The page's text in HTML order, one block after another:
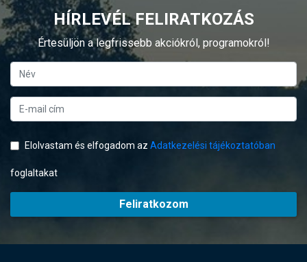
HÍRLEVÉL FELIRATKOZÁS
Értesüljön a legfrissebb akciókról, programokról!
Elolvastam és elfogadom az Adatkezelési tájékoztatóban
foglaltakat
Feliratkozom